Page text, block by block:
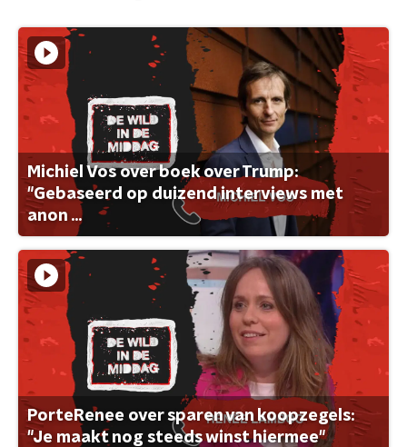
Michiel Vos over boek over Trump:
"Gebaseerd op duizend interviews met
anon ...
PorteRenee over sparen van koopzegels:
"Je maakt nog steeds winst hiermee"